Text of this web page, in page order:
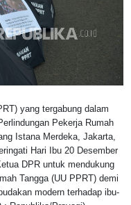
yang tergabung dalam
Pekerja Rumah
Istana Merdeka, Jakarta,
Hari Ibu 20 Desember
DPR untuk mendukung
Tangga (UU PPRT) demi
modern terhadap ibu-